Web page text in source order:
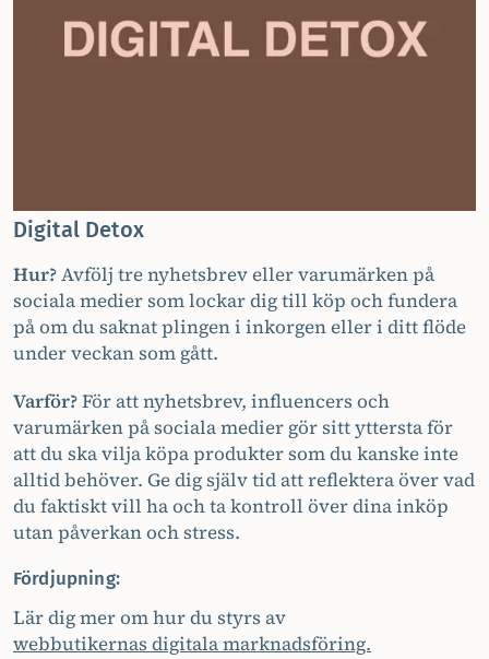
Digital Detox
Hur?Avfölj tre nyhetsbrev eller varumärken på
sociala medier som lockar dig till köp och fundera
på om du saknat plingen i inkorgen eller i ditt flöde
under veckan som gått.
Varför?För att nyhetsbrev, influencers och
varumärken på sociala medier gör sitt yttersta för
att du ska vilja köpa produkter som du kanske inte
alltid behöver. Ge dig själv tid att reflektera över vad
du faktiskt vill ha och ta kontroll över dina inköp
utan påverkan och stress.
Fördjupning:
Lär dig mer om hur du styrs av
webbutikernas digitala marknadsföring.